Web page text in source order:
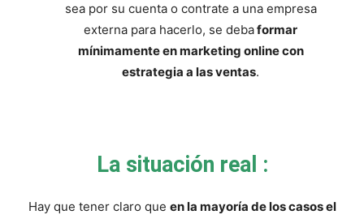
sea por su cuenta o contrate a una empresa
externa para hacerlo, se debaformar
mínimamente en marketing online con
estrategia a las ventas.
La situación real :
Hay que tener claro que en la mayoría de los casos el